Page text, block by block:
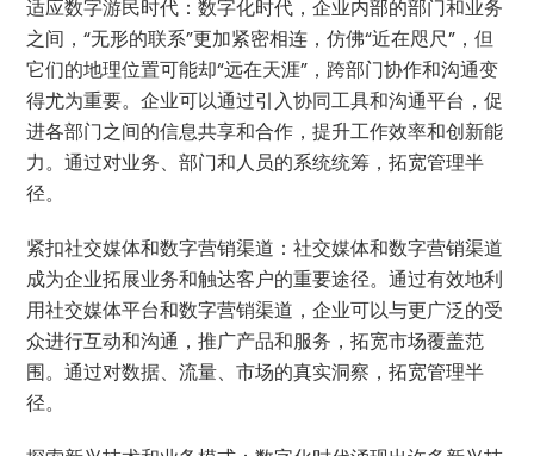
适应数字游民时代：数字化时代，企业内部的部门和业务
之间，“无形的联系”更加紧密相连，仿佛“近在咫尺”，但
它们的地理位置可能却“远在天涯”，跨部门协作和沟通变
得尤为重要。企业可以通过引入协同工具和沟通平台，促
进各部门之间的信息共享和合作，提升工作效率和创新能
力。通过对业务、部门和人员的系统统筹，拓宽管理半
径。
紧扣社交媒体和数字营销渠道：社交媒体和数字营销渠道
成为企业拓展业务和触达客户的重要途径。通过有效地利
用社交媒体平台和数字营销渠道，企业可以与更广泛的受
众进行互动和沟通，推广产品和服务，拓宽市场覆盖范
围。通过对数据、流量、市场的真实洞察，拓宽管理半
径。